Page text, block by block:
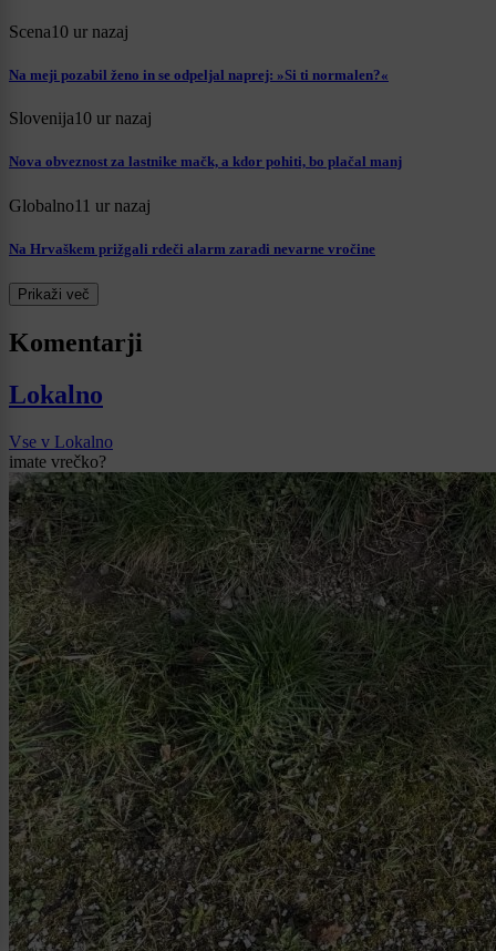
Scena10 ur nazaj
Na meji pozabil ženo in se odpeljal naprej: »Si ti normalen?«
Slovenija10 ur nazaj
Nova obveznost za lastnike mačk, a kdor pohiti, bo plačal manj
Globalno11 ur nazaj
Na Hrvaškem prižgali rdeči alarm zaradi nevarne vročine
Prikaži več
Komentarji
Lokalno
Vse v Lokalno
imate vrečko?